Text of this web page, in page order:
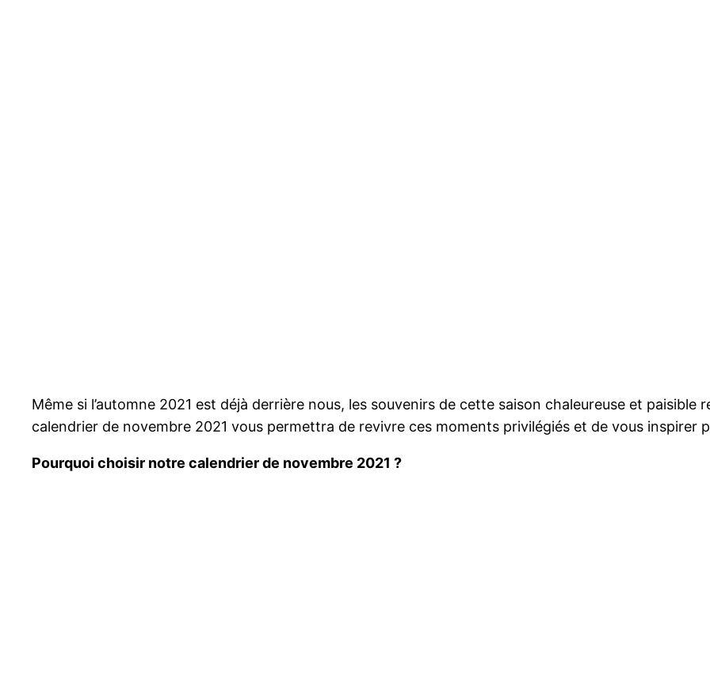
Même si l’automne 2021 est déjà derrière nous, les souvenirs de cette saison chaleureuse et
calendrier de novembre 2021 vous permettra de revivre ces moments privilégiés et de vous inspirer
Pourquoi choisir notre calendrier de novembre 2021 ?